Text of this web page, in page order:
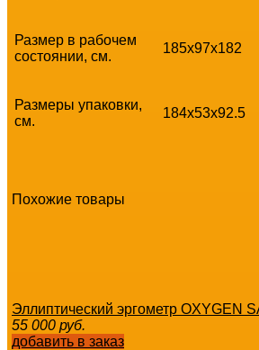
Размер в рабочем
состоянии, см.
185х97x182
Размеры упаковки,
см.
184х53x92.5
Похожие товары
Эллиптический эргометр OXYGEN
55 000 руб.
добавить в заказ